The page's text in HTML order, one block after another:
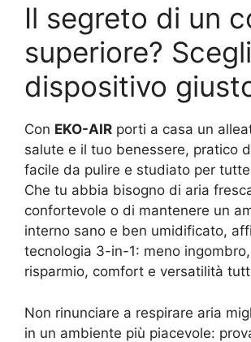
Il segreto di un
superiore?
dispositivo
Con EKO-AIR porti a casa un
salute e il tuo benessere, pratico
facile da pulire e studiato per
Che tu abbia bisogno di aria
confortevole o di mantenere un
interno sano e ben umidificato,
tecnologia 3-in-1: meno
risparmio, comfort e versatilità
Non rinunciare a respirare aria
in un ambiente più piacevole: